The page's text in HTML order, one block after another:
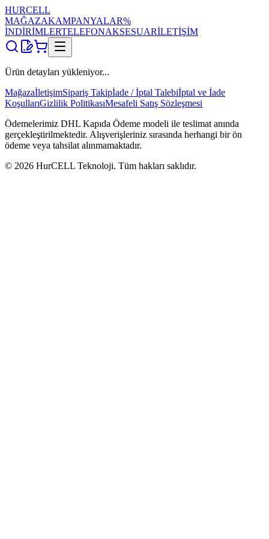
HURCELL
MAĞAZAKAMPANYALAR%
İNDİRİMLERTELEFONAKSESUARİLETİŞİM
Ürün detayları yükleniyor...
MağazaİletişimSipariş Takipİade / İptal Talebiİptal ve İade
KoşullarıGizlilik PolitikasıMesafeli Satış Sözleşmesi
Ödemelerimiz DHL Kapıda Ödeme modeli ile teslimat anında
gerçekleştirilmektedir. Alışverişleriniz sırasında herhangi bir ön
ödeme veya tahsilat alınmamaktadır.
© 2026 HurCELL Teknoloji. Tüm hakları saklıdır.